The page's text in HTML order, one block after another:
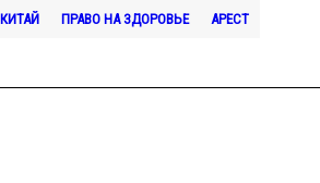
КИТАЙ ПРАВО НА ЗДОРОВЬЕ АРЕСТ